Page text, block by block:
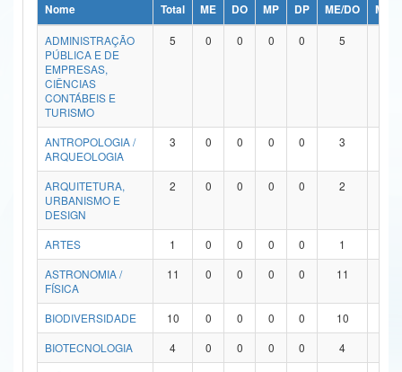
Ministério da Ciência, Tecnologia, Inovações e Comunicações
Ministério do Meio Ambiente
Ministério do Turismo
Ministério do Desenvolvimento Regional
Controladoria-Geral da União
Ministério da Mulher, da Família e dos Direitos Humanos
Secretaria de Governo
Advocacia-Geral da União
Nome Total ME DO MP DP ME/DO
MP/
ADMINISTRAÇÃO
PÚBLICA E DE
EMPRESAS,
CIÊNCIAS
CONTÁBEIS E
TURISMO
5 0 0 0 0 5
ANTROPOLOGIA /
ARQUEOLOGIA
3 0 0 0 0 3
ARQUITETURA,
URBANISMO E
DESIGN
2 0 0 0 0 2
ARTES 1 0 0 0 0 1
ASTRONOMIA /
FÍSICA
11 0 0 0 0 11
BIODIVERSIDADE 10 0 0 0 0 10
BIOTECNOLOGIA
4 0 0 0 0 4